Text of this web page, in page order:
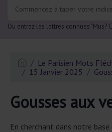
Ou entrez les lettres connues "Mus?
Le Parisien Mots
15 Janvier 2025
Gousses aux
En cherchant dans notre